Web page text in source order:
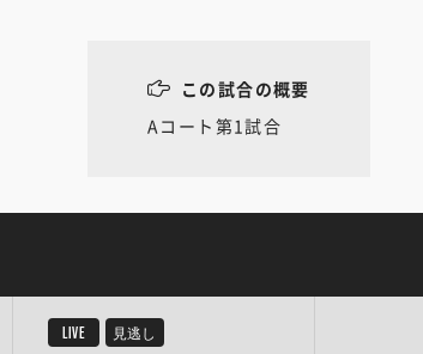
この試合の概要
Aコート第1試合
LIVE 見逃し